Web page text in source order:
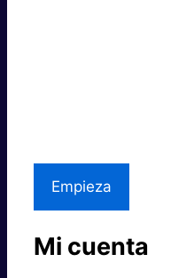
Empieza
Mi cuenta